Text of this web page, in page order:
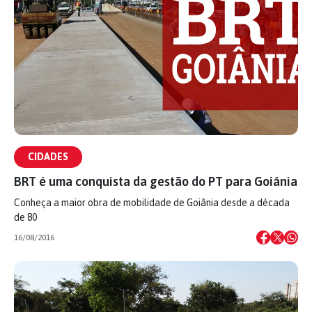
CIDADES
BRT é uma conquista da gestão do PT para Goiânia
Conheça a maior obra de mobilidade de Goiânia desde a década
de 80
16/08/2016